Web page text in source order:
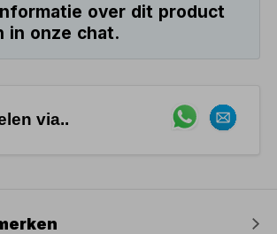
over dit product
in onze chat.
via..